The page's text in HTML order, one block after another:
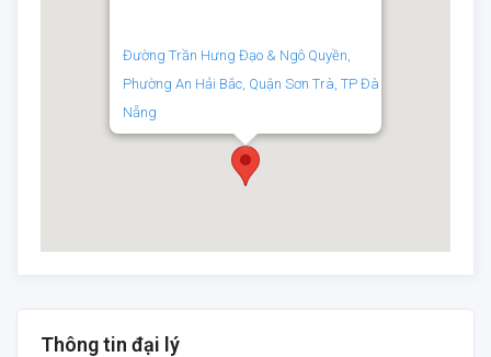
Đường Trần Hưng Đạo & Ngô Quyền,
Phường An Hải Bắc, Quận Sơn Trà, TP Đà
Nẵng
Thông tin đại lý